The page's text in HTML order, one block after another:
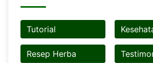
Tutorial
Resep Herba